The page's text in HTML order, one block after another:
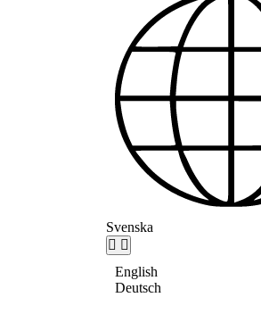
Svenska
English
Deutsch